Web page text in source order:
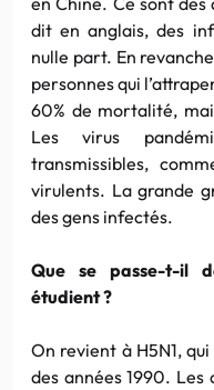
dit en anglais, des
nulle part. En
personnes qui
60% de mortalité,
Les virus
transmissibles,
virulents. La grande
des gens infectés.
Que se passe-t-il
étudient ?
On revient à H5N1,
des années 1990. Les